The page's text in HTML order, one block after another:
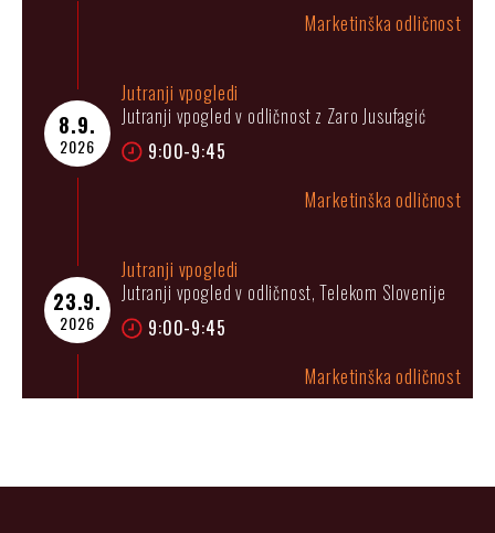
Marketinška odličnost
8.9.
2026
Jutranji vpogledi
Jutranji vpogled v odličnost z Zaro Jusufagić
9:00-9:45
Marketinška odličnost
23.9.
2026
Jutranji vpogledi
Jutranji vpogled v odličnost, Telekom Slovenije
9:00-9:45
Marketinška odličnost